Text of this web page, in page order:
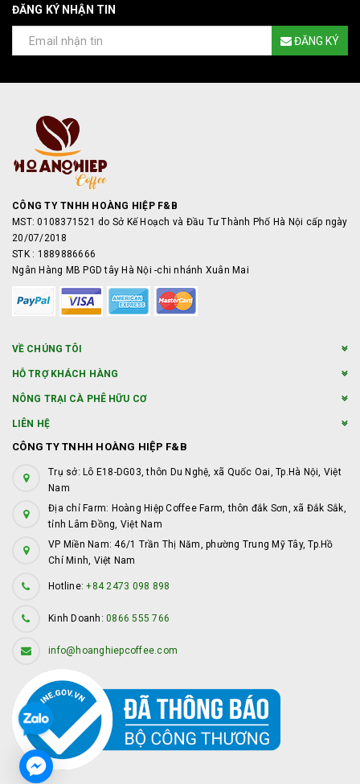
ĐĂNG KÝ NHẬN TIN
ĐĂNG KÝ
CÔNG TY TNHH HOÀNG HIỆP F&B
MST: 0108371521 do Sở Kế Hoạch và Đầu Tư Thành Phố Hà Nội cấp ngày
20/07/2018
STK : 1889886666
Ngân Hàng MB PGD tây Hà Nội -chi nhánh Xuân Mai
VỀ CHÚNG TÔI
HỖ TRỢ KHÁCH HÀNG
NÔNG TRẠI CÀ PHÊ HỮU CƠ
LIÊN HỆ
CÔNG TY TNHH HOÀNG HIỆP F&B
Trụ sở: Lô E18-DG03, thôn Du Nghệ, xã Quốc Oai, Tp.Hà Nội, Việt
Nam
Địa chỉ Farm: Hoàng Hiệp Coffee Farm, thôn đắk Sơn, xã Đắk Sắk,
tỉnh Lâm Đồng, Việt Nam
VP Miền Nam: 46/1 Trần Thị Năm, phường Trung Mỹ Tây, Tp.Hồ
Chí Minh, Việt Nam
Hotline:+84 2473 098 898
Kinh Doanh: 0866 555 766
info@hoanghiepcoffee.com